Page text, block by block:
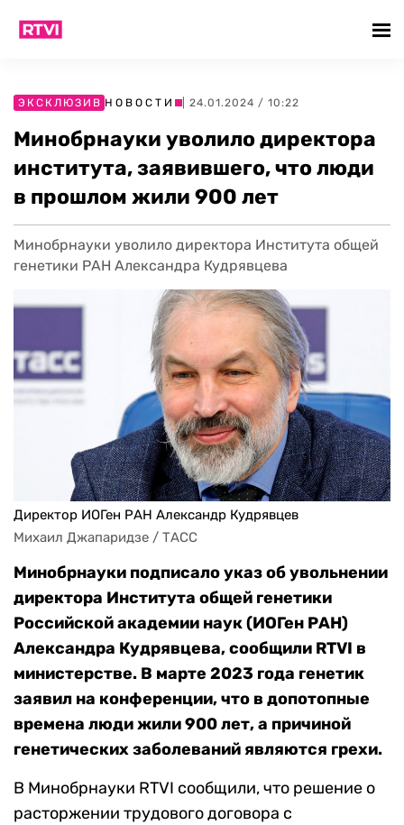
ЭКСКЛЮЗИВ НОВОСТИ | 24.01.2024 / 10:22
Минобрнауки уволило директора
института, заявившего, что люди
в прошлом жили 900 лет
Минобрнауки уволило директора Института общей
генетики РАН Александра Кудрявцева
Директор ИОГен РАН Александр Кудрявцев
Михаил Джапаридзе / ТАСС
Минобрнауки подписало указ об увольнении
директора Института общей генетики
Российской академии наук (ИОГен РАН)
Александра Кудрявцева, сообщили RTVI в
министерстве. В марте 2023 года генетик
заявил на конференции, что в допотопные
времена люди жили 900 лет, а причиной
генетических заболеваний являются грехи.
В Минобрнауки RTVI сообщили, что решение о
расторжении трудового договора с